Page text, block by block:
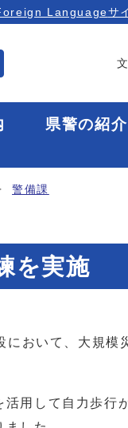
Languageサ
県警の紹介
警備課
を実施
おいて、大規模
用して自力歩行